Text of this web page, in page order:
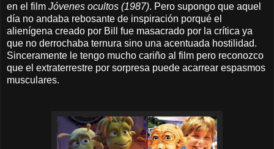
en el film Jóvenes ocultos (1987). Pero supongo que aquel
día no andaba rebosante de inspiración porqué el
alienígena creado por Bill fue masacrado por la crítica ya
que no derrochaba ternura sino una acentuada hostilidad.
Sinceramente le tengo mucho cariño al film pero reconozco
que el extraterrestre por sorpresa puede acarrear espasmos
musculares.